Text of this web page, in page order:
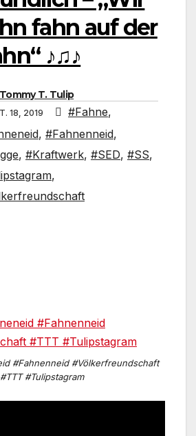
fahn auf der
♪♫♪
Tommy T. Tulip
18, 2019 #Fahne,
, #Fahnenneid,
, #Kraftwerk, #SED, #SS,
,
#Fahnenneid #Völkerfreundschaft
#TTT #Tulipstagram